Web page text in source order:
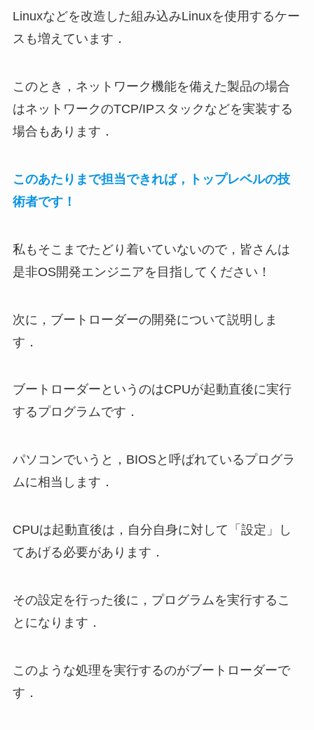
Linuxなどを改造した組み込みLinuxを使用するケー
スも増えています．
このとき，ネットワーク機能を備えた製品の場合
はネットワークのTCP/IPスタックなどを実装する
場合もあります．
このあたりまで担当できれば，トップレベルの技
術者です！
私もそこまでたどり着いていないので，皆さんは
是非OS開発エンジニアを目指してください！
次に，ブートローダーの開発について説明しま
す．
ブートローダーというのはCPUが起動直後に実行
するプログラムです．
パソコンでいうと，BIOSと呼ばれているプログラ
ムに相当します．
CPUは起動直後は，自分自身に対して「設定」し
てあげる必要があります．
その設定を行った後に，プログラムを実行するこ
とになります．
このような処理を実行するのがブートローダーで
す．